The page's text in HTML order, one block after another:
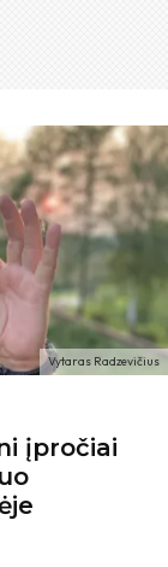
Vytaras Radzevičius
įpročiai